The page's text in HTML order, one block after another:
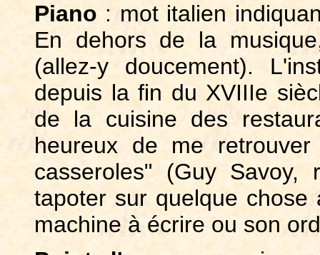
Piano : mot italien
En dehors de la
(allez-y doucement).
depuis la fin du XVIIIe
de la cuisine des
heureux de me
casseroles" (Guy
tapoter sur quelque
machine à écrire ou son